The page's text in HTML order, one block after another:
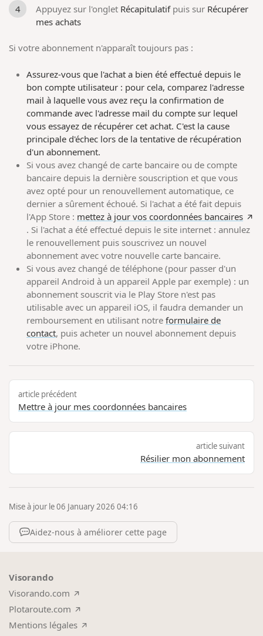
Appuyez sur l'onglet Récapitulatifpuis sur Récupérer
mes achats
Si votre abonnement n'apparaît toujours pas :
Assurez-vous que l'achat a bien été effectué depuis le
bon compte utilisateur : pour cela, comparez l'adresse
mail à laquelle vous avez reçu la confirmation de
commande avec l'adresse mail du compte sur lequel
vous essayez de récupérer cet achat. C'est la cause
principale d'échec lors de la tentative de récupération
d'un abonnement.
Si vous avez changé de carte bancaire ou de compte
bancaire depuis la dernière souscription et que vous
avez opté pour un renouvellement automatique, ce
dernier a sûrement échoué. Si l'achat a été fait depuis
l'App Store : mettez à jour vos coordonnées bancaires
. Si l'achat a été effectué depuis le site internet : annulez
le renouvellement puis souscrivez un nouvel
abonnement avec votre nouvelle carte bancaire.
Si vous avez changé de téléphone (pour passer d'un
appareil Android à un appareil Apple par exemple) : un
abonnement souscrit via le Play Store n'est pas
utilisable avec un appareil iOS, il faudra demander un
remboursement en utilisant notreformulaire de
contact, puis acheter un nouvel abonnement depuis
votre iPhone.
article précédent
Mettre à jour mes coordonnées bancaires
article suivant
Résilier mon abonnement
Mise à jour le 06 January 2026 04:16
Aidez-nous à améliorer cette page
Visorando
Visorando.com
Plotaroute.com
Mentions légales